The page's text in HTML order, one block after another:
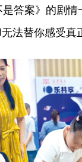
答案》的剧
法替你感受真